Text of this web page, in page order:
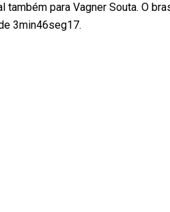
também para Vagner Souta. O
3min46seg17.